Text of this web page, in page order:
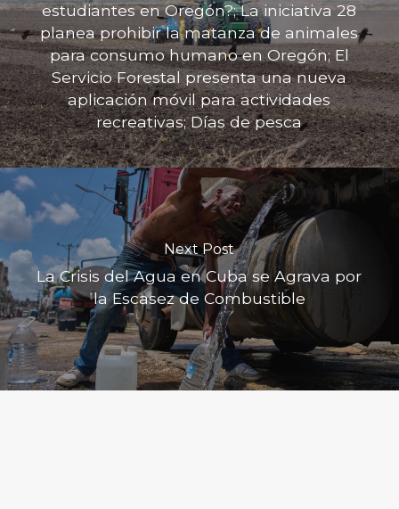
estudiantes en Oregón?; La iniciativa 28
planea prohibir la matanza de animales
para consumo humano en Oregón; El
Servicio Forestal presenta una nueva
aplicación móvil para actividades
recreativas; Días de pesca
Next Post
La Crisis del Agua en Cuba se Agrava por
la Escasez de Combustible